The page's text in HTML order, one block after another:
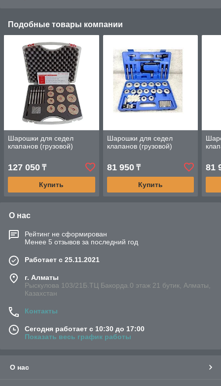
Подобные товары компании
Шарошки для седел
клапанов (грузовой)
127 050 ₸
Купить
Шарошки для седел
клапанов (грузовой)
81 950₸
Купить
81
О нас
Рейтинг не сформирован
Менее 5 отзывов за последний год
Работает с 25.11.2021
г. Алматы
Рыскулова 103/21Б.ТЦ Бакорда.0 этаж 21 бутик, Алматы,
Казахстан
Контакты
Сегодня работает с 10:30 до 17:00
Показать весь график работы
О нас